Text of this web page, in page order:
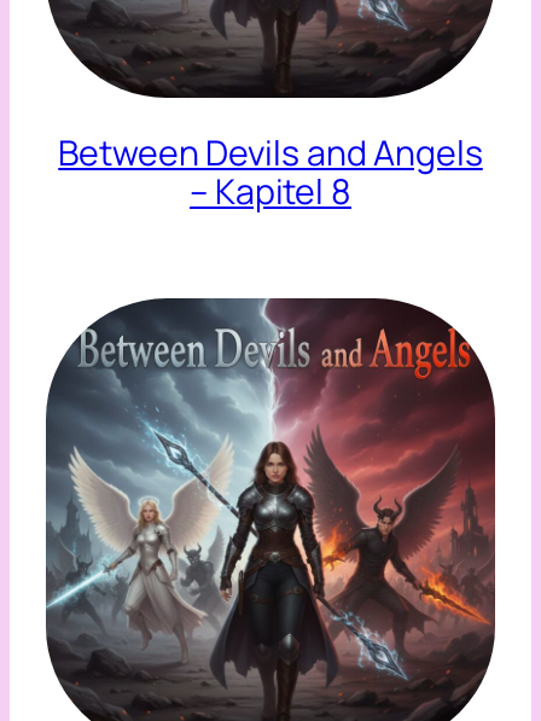
Between Devils and Angels
– Kapitel 8